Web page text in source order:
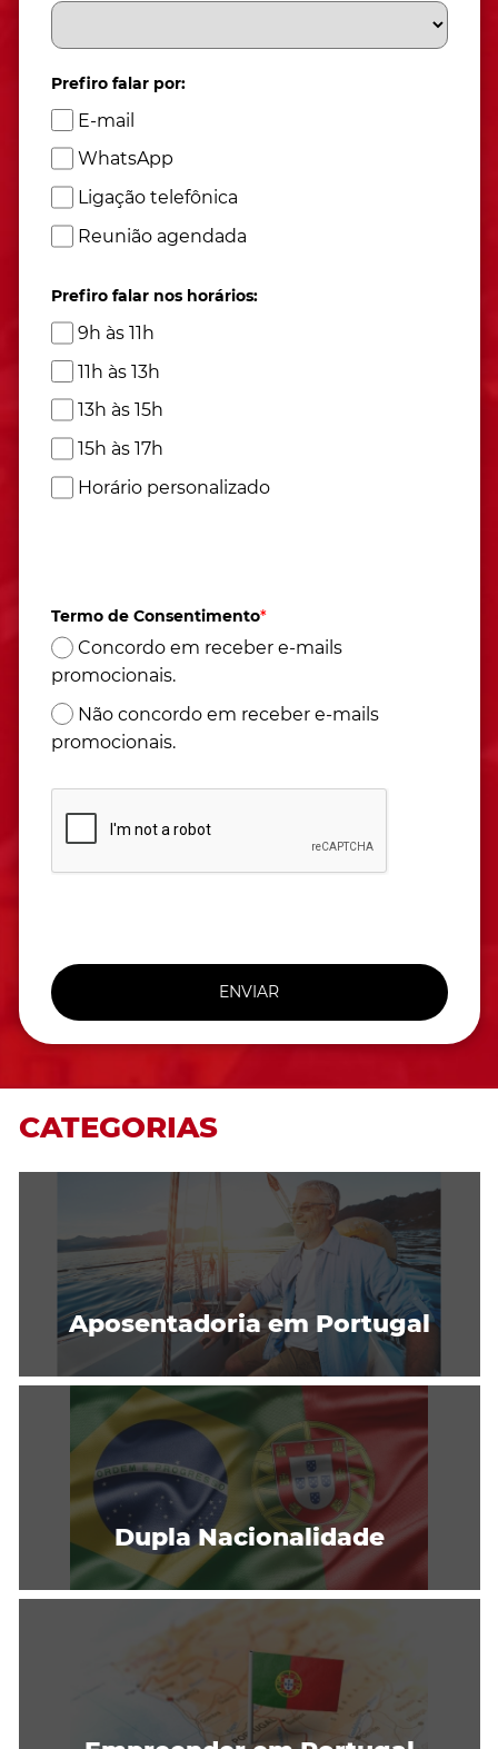
Prefiro falar por:
E-mail
WhatsApp
Ligação telefônica
Reunião agendada
Prefiro falar nos horários:
9h às 11h
11h às 13h
13h às 15h
15h às 17h
Horário personalizado
Termo de Consentimento*
Concordo em receber e-mails
promocionais.
Não concordo em receber e-mails
promocionais.
ENVIAR
CATEGORIAS
Aposentadoria em Portugal
Dupla Nacionalidade